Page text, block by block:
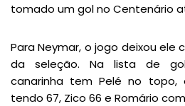
tomado um gol no Centenário
Para Neymar, o jogo deixou ele
da seleção. Na lista de
canarinha tem Pelé no topo,
tendo 67, Zico 66 e Romário